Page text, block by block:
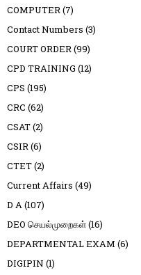
COMPUTER(7)
Contact Numbers (3)
COURT ORDER(99)
CPD TRAINING (12)
CPS (195)
CRC (62)
CSAT(2)
CSIR(6)
CTET(2)
Current Affairs (49)
D A(107)
DEO செயல்முறைகள்(16)
DEPARTMENTAL EXAM (6)
DIGIPIN (1)